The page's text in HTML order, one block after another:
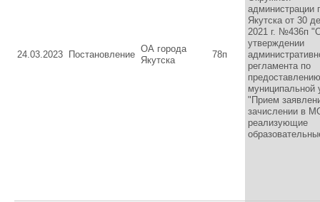
24.03.2023 Постановление
ОА города
Якутска
78п
администрации
Якутска от 30
2021 г. №436п
утверждении
регламента по
предоставлению
муниципальной
"Прием
зачислении в
реализующие